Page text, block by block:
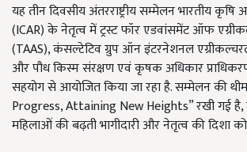
यह तीन दिवसीय अंतरराष्ट्रीय सम्मेलन भारतीय कृषि
(ICAR) के नेतृत्व में ट्रस्ट फॉर एडवांसमेंट ऑफ
(TAAS), कंसल्टेटिव ग्रुप ऑन इंटरनेशनल
और पौध किस्म संरक्षण एवं कृषक अधिकार
सहयोग से आयोजित किया जा रहा है. सम्मेलन की
Progress, Attaining New Heights” रखी गई है,
महिलाओं की बढ़ती भागीदारी और नेतृत्व की दिशा